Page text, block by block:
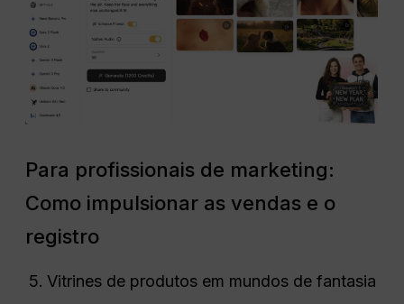
Para profissionais de marketing:
Como impulsionar as vendas e o
registro
Vitrines de produtos em mundos de fantasia